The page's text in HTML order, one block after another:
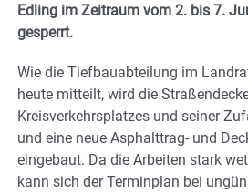
Edling im Zeitraum vom 2. bis 7.
gesperrt.
Wie die Tiefbauabteilung im
heute mitteilt, wird die
Kreisverkehrsplatzes und seiner
und eine neue Asphalttrag- und
eingebaut. Da die Arbeiten stark
kann sich der Terminplan bei